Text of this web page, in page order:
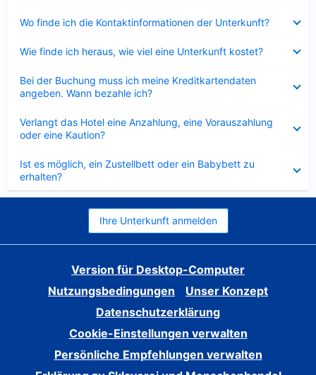
Wo finde ich die Kontaktinformationen der Unterkunft?
Wie finde ich heraus, wie viel eine Unterkunft kostet?
Bei der Buchung muss ich meine Kreditkartendaten
angeben. Wann bezahle ich?
Verlangt das Hotel eine Anzahlung, eine Vorauszahlung
oder eine Kaution?
Ist es möglich, ein Zustellbett oder ein Babybett zu
erhalten?
Ihre Unterkunft anmelden
Version für Desktop-Computer
Nutzungsbedingungen
Unser Konzept
Datenschutzerklärung
Cookie-Einstellungen verwalten
Persönliche Empfehlungen verwalten